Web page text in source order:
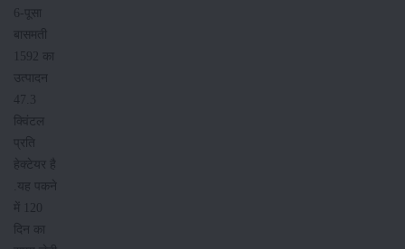
6-पूसा
बासमती
1592 का
उत्पादन
47.3
क्विंटल
प्रति
हेक्टेयर है
.यह पकने
में 120
दिन का